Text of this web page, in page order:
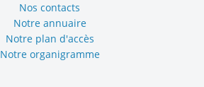
Nos contacts
Notre annuaire
Notre plan d'accès
Notre organigramme